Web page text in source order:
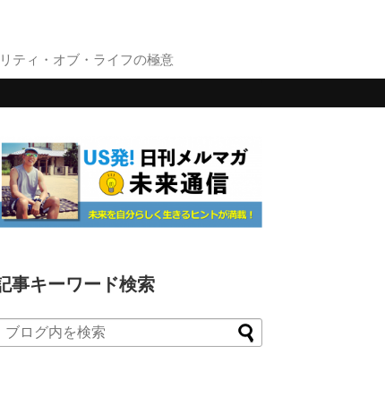
ティ・オブ・ライフの極意
事キーワード検索